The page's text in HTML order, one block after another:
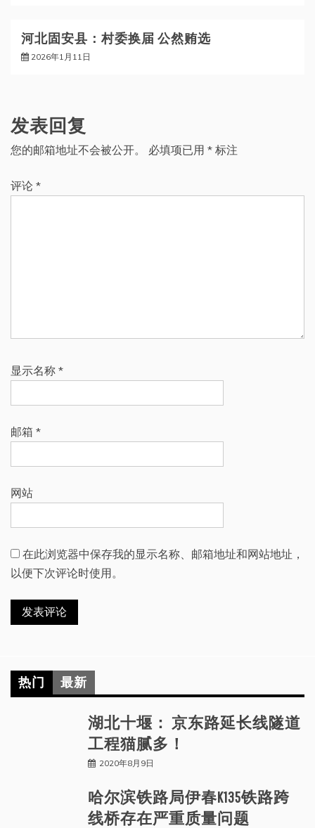
河北固安县：村委换届 公然贿选
2026年1月11日
发表回复
您的邮箱地址不会被公开。 必填项已用 * 标注
评论 *
显示名称 *
邮箱 *
网站
在此浏览器中保存我的显示名称、邮箱地址和网站地址，
以便下次评论时使用。
热门 最新
湖北十堰： 京东路延长线隧道
工程猫腻多！
2020年8月9日
哈尔滨铁路局伊春K135铁路跨
线桥存在严重质量问题